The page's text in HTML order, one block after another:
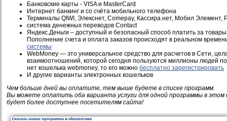
Банковские карты - VISA и MasterCard
Интернет банкинг и со счёта мобильного телефона
Терминалы QIWI, Элекснет, Comepay, Кассира.нет, Мобил Элемент,
система денежных переводов Contact
Яндекс.Деньги – доступный и безопасный способ платить за товары
Пополнение счета и оплата заказов происходят в реальном
системы
WebMoney — это универсальное средство для расчетов в Сети,
взаимоотношений, которой сегодня пользуются миллионы людей
нет кошелька webmoney, то его можно бесплатно зарегистрировать
И другие варианты электронных кошельков
Чем больше дней вы оплатите, тем выше будете в списке программ.
Вы можете оплатить оба варианта услуги для одной программы в этом
будет более доступнее посетителям сайта!